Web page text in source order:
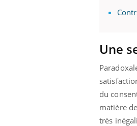
Une
du
matière
très